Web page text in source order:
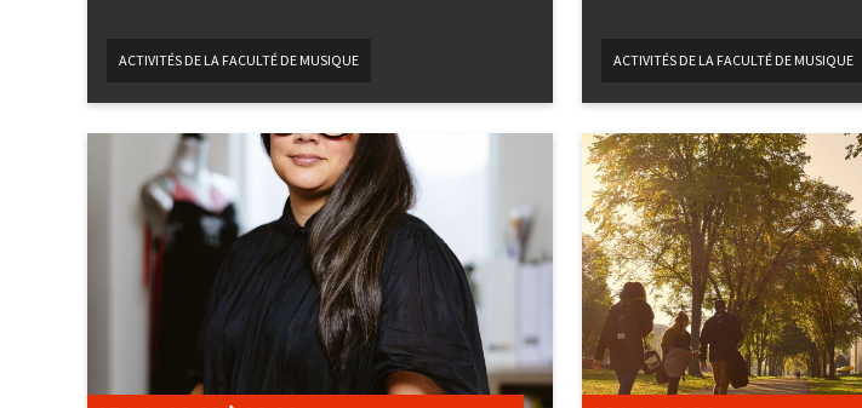
ACTIVITÉS DE LA FACULTÉ DE MUSIQUE ACTIVITÉS DE LA FACULTÉ DE MUSIQUE